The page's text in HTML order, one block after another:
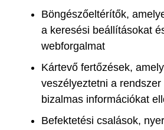
Böngészőeltérítők,
a keresési beállításokat
webforgalmat
Kártevő fertőzések,
veszélyeztetni a
bizalmas információkat
Befektetési csalások,